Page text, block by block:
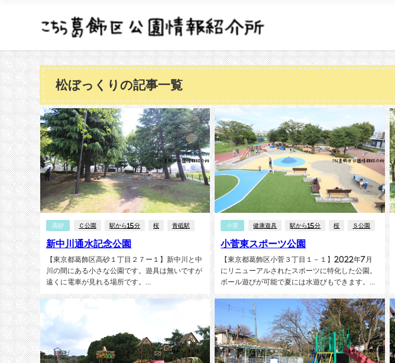
松ぼっくりの記事一覧
高砂 Ｃ公園 駅から15分 桜 青砥駅
新中川通水記念公園
【東京都葛飾区高砂１丁目２７ー１】新中川と中
川の間にある小さな公園です。遊具は無いですが
遠くに電車が見れる場所です。...
小菅 健康遊具 駅から15分 桜 Ｓ公園
小菅東スポーツ公園
【東京都葛飾区小菅３丁目１－１】2022年7月
にリニューアルされたスポーツに特化した公園。
ボール遊びが可能で夏には水遊びもできます。...